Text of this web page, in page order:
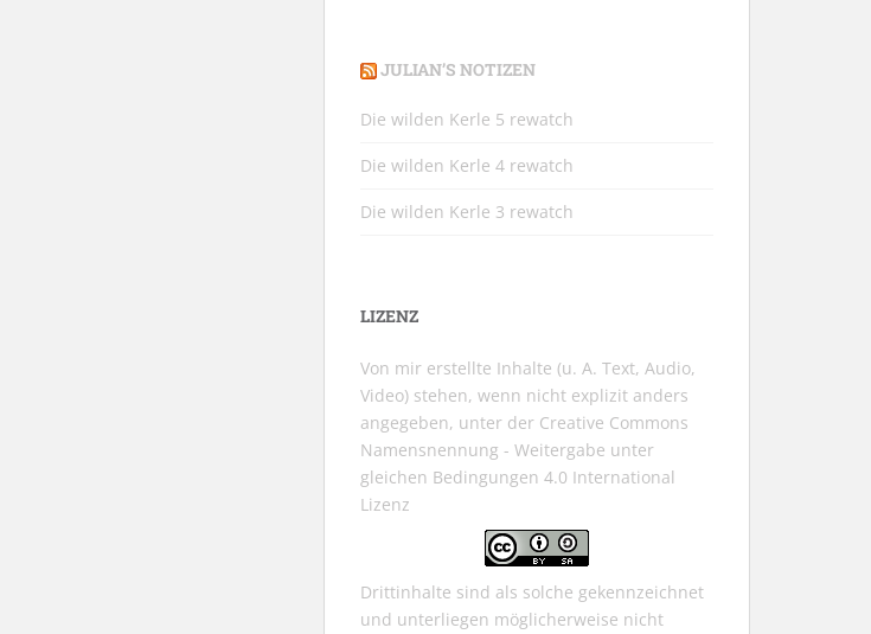
JULIAN’S NOTIZEN
Die wilden Kerle 5 rewatch
Die wilden Kerle 4 rewatch
Die wilden Kerle 3 rewatch
LIZENZ
Von mir erstellte Inhalte (u. A. Text, Audio,
Video) stehen, wenn nicht explizit anders
angegeben, unter der Creative Commons
Namensnennung - Weitergabe unter
gleichen Bedingungen 4.0 International
Lizenz
Drittinhalte sind als solche gekennzeichnet
und unterliegen möglicherweise nicht